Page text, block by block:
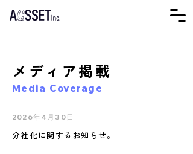
Media Coverage
メディア掲載
2026年4月30日
分社化に関するお知らせ。